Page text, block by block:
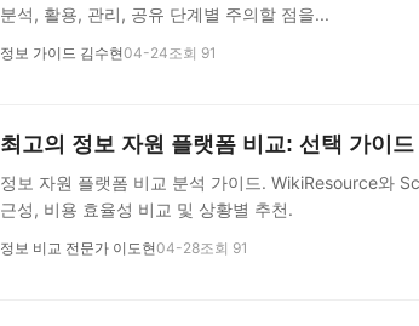
분석, 활용, 관리, 공유 단계별 주의할 점을...
정보 가이드 김수현04-24조회 91
최고의 정보 자원 플랫폼 비교: 선택 가이드
정보 자원 플랫폼 비교 분석 가이드. WikiResource와
근성, 비용 효율성 비교 및 상황별 추천.
정보 비교 전문가 이도현04-28조회 91